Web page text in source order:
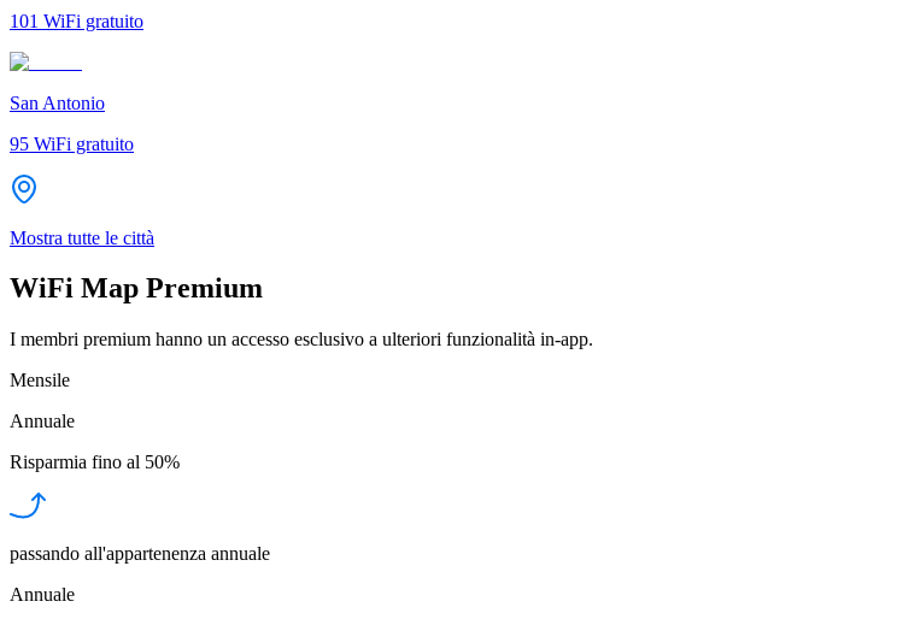
101 WiFi gratuito
San Antonio
95 WiFi gratuito
Mostra tutte le città
WiFi Map Premium
I membri premium hanno un accesso esclusivo a ulteriori funzionalità in-app.
Mensile
Annuale
Risparmia fino al 50%
passando all'appartenenza annuale
Annuale